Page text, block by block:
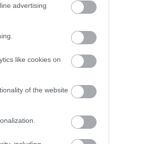
advertising
like cookies on
of the website
Visszatér a
menetrend
Silverstone-ban tér